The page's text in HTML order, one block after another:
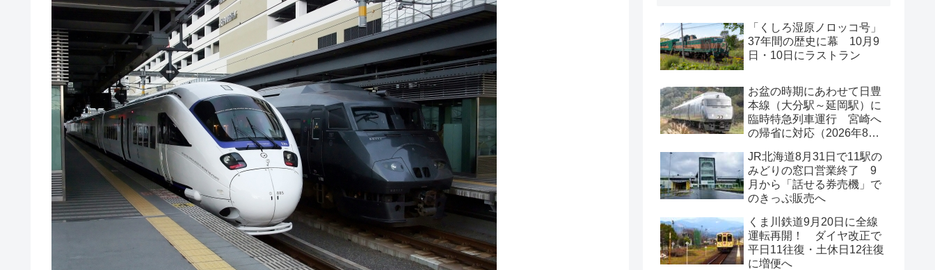
「くしろ湿原ノロッコ号」
37年間の歴史に幕 10月9
日・10日にラストラン
お盆の時期にあわせて日豊
本線（大分駅～延岡駅）に
臨時特急列車運行 宮崎へ
の帰省に対応（2026年8月
JR北海道8月31日で11駅の
みどりの窓口営業終了 9
月から「話せる券売機」で
のきっぷ販売へ
くま川鉄道9月20日に全線
運転再開！ ダイヤ改正で
平日11往復・土休日12往復
に増便へ